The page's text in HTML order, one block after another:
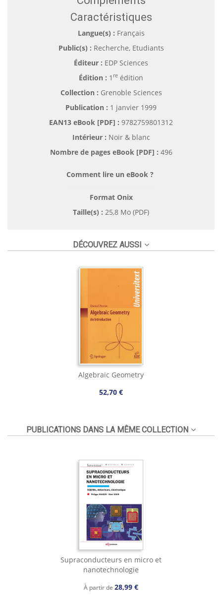
Caractéristiques
Langue(s) : Français
Public(s) : Recherche, Etudiants
Éditeur : EDP Sciences
Édition : 1 re édition
Collection : Grenoble Sciences
Publication : 1 janvier 1999
EAN13 eBook [PDF] : 9782759801312
Intérieur : Noir & blanc
Nombre de pages eBook [PDF] : 496
Comment lire un eBook ?
Format Onix
Taille(s) : 25,8 Mo (PDF)
DÉCOUVREZ AUSSI
Algebraic Geometry
52,70 €
PUBLICATIONS DANS LA MÊME COLLECTION
Supraconducteurs en micro et
nanotechnologie
À partir de 28,99 €